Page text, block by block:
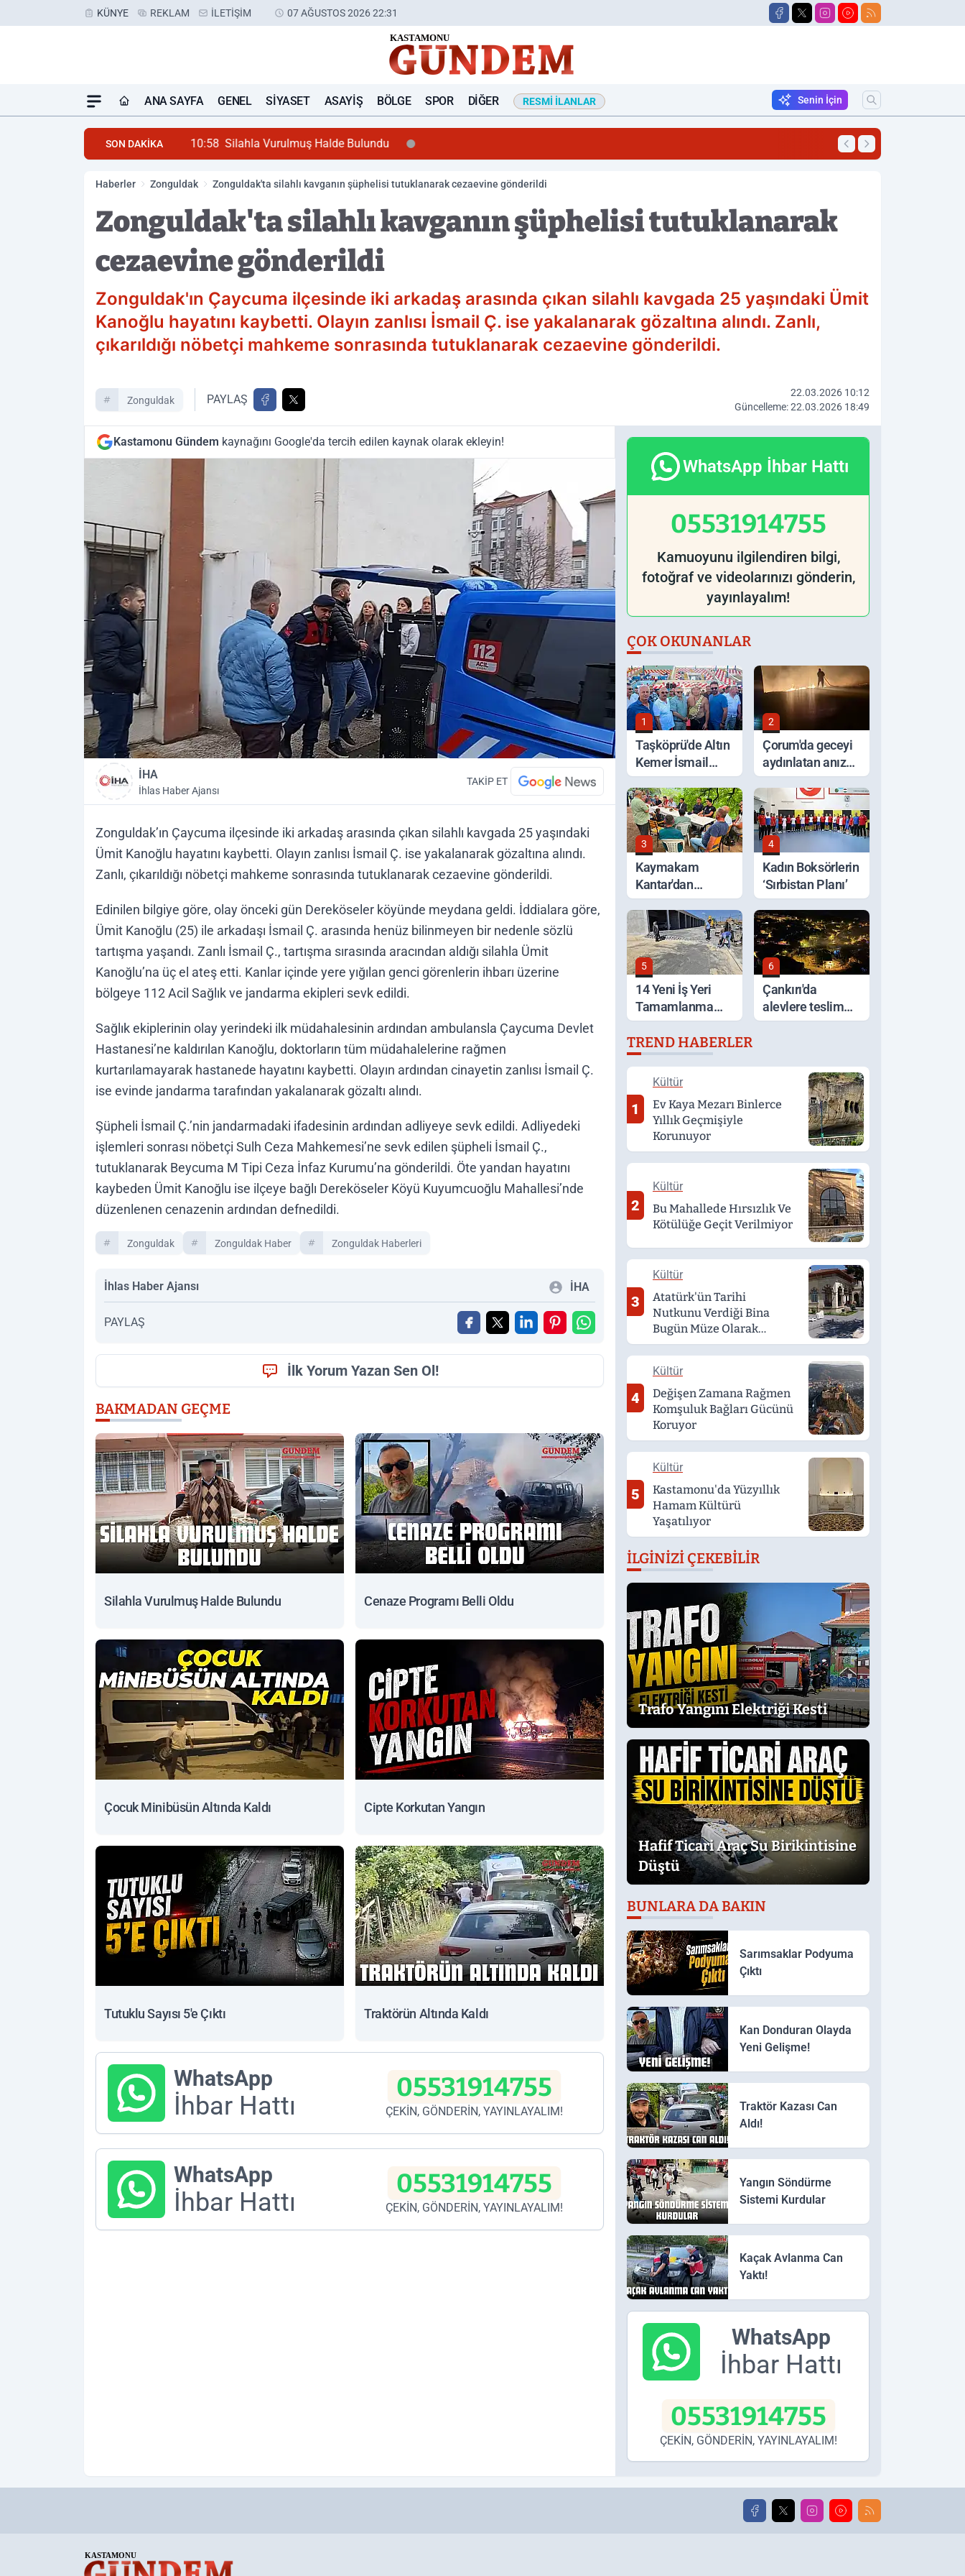
KÜNYE REKLAM İLETIŞIM 07 AĞUSTOS 2026 22:31
ANA SAYFA GENEL SIYASET ASAYIŞ BÖLGE SPOR DIĞER RESMI İLANLAR Senin İçin
SON DAKİKA 10:58 Silahla Vurulmuş Halde Bulundu 23:27 Çocuk Minibüsün
Haberler Zonguldak Zonguldak'ta silahlı kavganın şüphelisi tutuklanarak cezaevine gönderildi
Zonguldak'ta silahlı kavganın şüphelisi tutuklanarak
cezaevine gönderildi
Zonguldak'ın Çaycuma ilçesinde iki arkadaş arasında çıkan silahlı kavgada 25 yaşındaki Ümit
Kanoğlu hayatını kaybetti. Olayın zanlısı İsmail Ç. ise yakalanarak gözaltına alındı. Zanlı,
çıkarıldığı nöbetçi mahkeme sonrasında tutuklanarak cezaevine gönderildi.
Zonguldak PAYLAŞ
22.03.2026 10:12
Güncelleme: 22.03.2026 18:49
Kastamonu Gündem kaynağını Google'da tercih edilen kaynak olarak ekleyin!
İHA
İhlas Haber Ajansı
TAKİP ET
Zonguldak’ın Çaycuma ilçesinde iki arkadaş arasında çıkan silahlı kavgada 25 yaşındaki
Ümit Kanoğlu hayatını kaybetti. Olayın zanlısı İsmail Ç. ise yakalanarak gözaltına alındı.
Zanlı, çıkarıldığı nöbetçi mahkeme sonrasında tutuklanarak cezaevine gönderildi.
Edinilen bilgiye göre, olay önceki gün Dereköseler köyünde meydana geldi. İddialara göre,
Ümit Kanoğlu (25) ile arkadaşı İsmail Ç. arasında henüz bilinmeyen bir nedenle sözlü
tartışma yaşandı. Zanlı İsmail Ç., tartışma sırasında aracından aldığı silahla Ümit
Kanoğlu’na üç el ateş etti. Kanlar içinde yere yığılan genci görenlerin ihbarı üzerine
bölgeye 112 Acil Sağlık ve jandarma ekipleri sevk edildi.
Sağlık ekiplerinin olay yerindeki ilk müdahalesinin ardından ambulansla Çaycuma Devlet
Hastanesi’ne kaldırılan Kanoğlu, doktorların tüm müdahalelerine rağmen
kurtarılamayarak hastanede hayatını kaybetti. Olayın ardından cinayetin zanlısı İsmail Ç.
ise evinde jandarma tarafından yakalanarak gözaltı alındı.
Şüpheli İsmail Ç.’nin jandarmadaki ifadesinin ardından adliyeye sevk edildi. Adliyedeki
işlemleri sonrası nöbetçi Sulh Ceza Mahkemesi’ne sevk edilen şüpheli İsmail Ç.,
tutuklanarak Beycuma M Tipi Ceza İnfaz Kurumu’na gönderildi. Öte yandan hayatını
kaybeden Ümit Kanoğlu ise ilçeye bağlı Dereköseler Köyü Kuyumcuoğlu Mahallesi’nde
düzenlenen cenazenin ardından defnedildi.
Zonguldak Zonguldak Haber Zonguldak Haberleri
İhlas Haber Ajansı İHA
PAYLAŞ
İlk Yorum Yazan Sen Ol!
BAKMADAN GEÇME
Silahla Vurulmuş Halde Bulundu Cenaze Programı Belli Oldu
Çocuk Minibüsün Altında Kaldı Cipte Korkutan Yangın
Tutuklu Sayısı 5'e Çıktı Traktörün Altında Kaldı
WhatsApp
İhbar Hattı
05531914755
ÇEKİN, GÖNDERİN, YAYINLAYALIM!
WhatsApp
İhbar Hattı
05531914755
ÇEKİN, GÖNDERİN, YAYINLAYALIM!
WhatsApp İhbar Hattı
05531914755
Kamuoyunu ilgilendiren bilgi,
fotoğraf ve videolarınızı gönderin,
yayınlayalım!
ÇOK OKUNANLAR
1
Taşköprü'de Altın
Kemer İsmail
Balaban'ın Oldu
2
Çorum'da geceyi
aydınlatan anız
yangını korkuttu
3
Kaymakam
Kantar'dan
Selden Etkilenen
Bölgelerde
İnceleme
4
Kadın Boksörlerin
‘Sırbistan Planı’
5
14 Yeni İş Yeri
Tamamlanma
Aşamasında
6
Çankırı'da
alevlere teslim
olan ev küle
TREND HABERLER
1
Kültür
Ev Kaya Mezarı Binlerce
Yıllık Geçmişiyle
Korunuyor
2
Kültür
Bu Mahallede Hırsızlık Ve
Kötülüğe Geçit Verilmiyor
3
Kültür
Atatürk'ün Tarihi
Nutkunu Verdiği Bina
Bugün Müze Olarak
Hizmet Veriyor
4
Kültür
Değişen Zamana Rağmen
Komşuluk Bağları Gücünü
Koruyor
5
Kültür
Kastamonu'da Yüzyıllık
Hamam Kültürü
Yaşatılıyor
İLGINIZI ÇEKEBILIR
Trafo Yangını Elektriği Kesti
Hafif Ticari Araç Su Birikintisine
Düştü
BUNLARA DA BAKIN
Sarımsaklar Podyuma
Çıktı
Kan Donduran Olayda
Yeni Gelişme!
Traktör Kazası Can
Aldı!
Yangın Söndürme
Sistemi Kurdular
Kaçak Avlanma Can
Yaktı!
WhatsApp
İhbar Hattı
05531914755
ÇEKİN, GÖNDERİN, YAYINLAYALIM!